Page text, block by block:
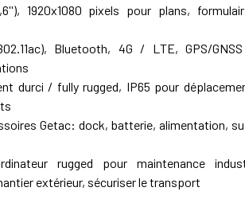
1920x1080 pixels pour plans,
Bluetooth, 4G / LTE, GPS/
durci / fully rugged, IP65 pour
Getac: dock, batterie, alimentation,
rugged pour maintenance
extérieur, sécuriser le transport